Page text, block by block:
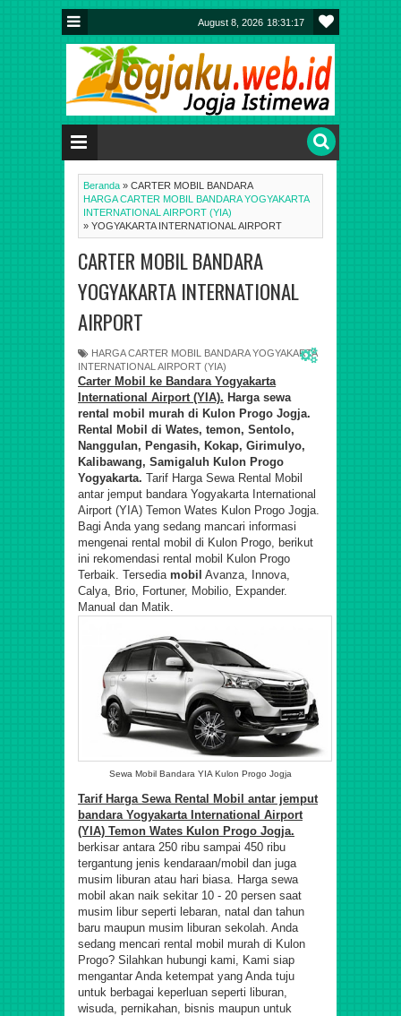
August 8, 2026 18:31:17
Beranda »
HARGA CARTER MOBIL BANDARA YOGYAKARTA
INTERNATIONAL AIRPORT (YIA)
»
CARTER MOBIL BANDARA
YOGYAKARTA INTERNATIONAL AIRPORT
CARTER MOBIL BANDARA
YOGYAKARTA INTERNATIONAL
AIRPORT
HARGA CARTER MOBIL BANDARA YOGYAKARTA
INTERNATIONAL AIRPORT (YIA)
Carter Mobil ke Bandara Yogyakarta
International Airport (YIA). Harga sewa
rental mobil murah di Kulon Progo Jogja.
Rental Mobil di Wates, temon, Sentolo,
Nanggulan, Pengasih, Kokap, Girimulyo,
Kalibawang, Samigaluh Kulon Progo
Yogyakarta. Tarif Harga Sewa Rental Mobil
antar jemput bandara Yogyakarta International
Airport (YIA) Temon Wates Kulon Progo Jogja.
Bagi Anda yang sedang mancari informasi
mengenai rental mobil di Kulon Progo, berikut
ini rekomendasi rental mobil Kulon Progo
Terbaik. Tersedia mobil Avanza, Innova,
Calya, Brio, Fortuner, Mobilio, Expander.
Manual dan Matik.
Sewa Mobil Bandara YIA Kulon Progo Jogja
Tarif Harga Sewa Rental Mobil antar jemput
bandara Yogyakarta International Airport
(YIA) Temon Wates Kulon Progo Jogja.
berkisar antara 250 ribu sampai 450 ribu
tergantung jenis kendaraan/mobil dan juga
musim liburan atau hari biasa. Harga sewa
mobil akan naik sekitar 10 - 20 persen saat
musim libur seperti lebaran, natal dan tahun
baru maupun musim liburan sekolah. Anda
sedang mencari rental mobil murah di Kulon
Progo? Silahkan hubungi kami, Kami siap
mengantar Anda ketempat yang Anda tuju
untuk berbagai keperluan seperti liburan,
wisuda, pernikahan, bisnis maupun untuk